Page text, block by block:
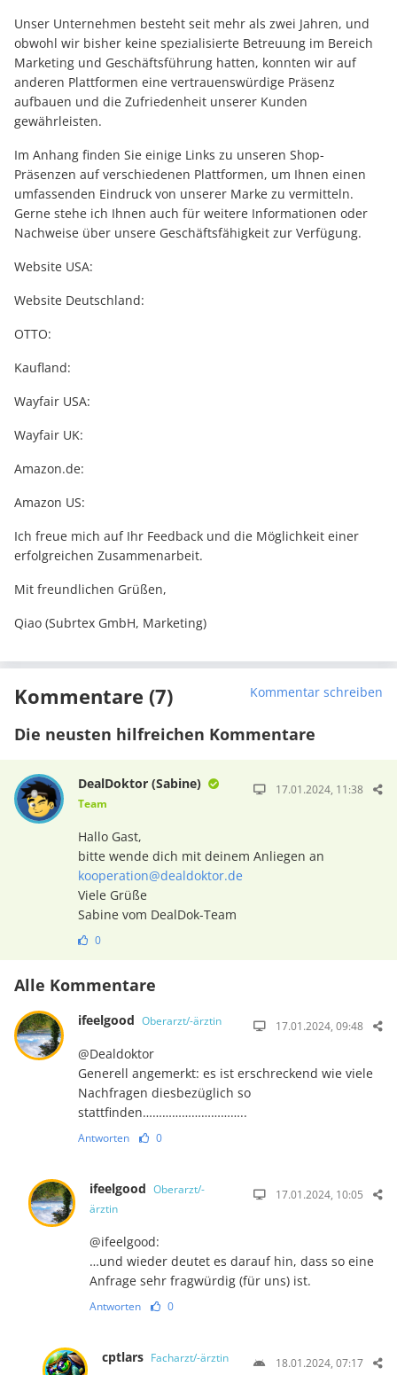
Unser Unternehmen besteht seit mehr als zwei Jahren, und
obwohl wir bisher keine spezialisierte Betreuung im Bereich
Marketing und Geschäftsführung hatten, konnten wir auf
anderen Plattformen eine vertrauenswürdige Präsenz
aufbauen und die Zufriedenheit unserer Kunden
gewährleisten.
Im Anhang finden Sie einige Links zu unseren Shop-
Präsenzen auf verschiedenen Plattformen, um Ihnen einen
umfassenden Eindruck von unserer Marke zu vermitteln.
Gerne stehe ich Ihnen auch für weitere Informationen oder
Nachweise über unsere Geschäftsfähigkeit zur Verfügung.
Website USA:
Website Deutschland:
OTTO:
Kaufland:
Wayfair USA:
Wayfair UK:
Amazon.de:
Amazon US:
Ich freue mich auf Ihr Feedback und die Möglichkeit einer
erfolgreichen Zusammenarbeit.
Mit freundlichen Grüßen,
Qiao (Subrtex GmbH, Marketing)
Kommentare (7) Kommentar schreiben
Die neusten hilfreichen Kommentare
DealDoktor (Sabine)
Team
17.01.2024, 11:38
Hallo Gast,
bitte wende dich mit deinem Anliegen an
kooperation@dealdoktor.de
Viele Grüße
Sabine vom DealDok-Team
0
Alle Kommentare
ifeelgood Oberarzt/-ärztin 17.01.2024, 09:48
@Dealdoktor
Generell angemerkt: es ist erschreckend wie viele
Nachfragen diesbezüglich so
stattfinden…………………………..
Antworten 0
ifeelgood Oberarzt/-
ärztin
17.01.2024, 10:05
@ifeelgood:
…und wieder deutet es darauf hin, dass so eine
Anfrage sehr fragwürdig (für uns) ist.
Antworten 0
cptlars Facharzt/-ärztin 18.01.2024, 07:17